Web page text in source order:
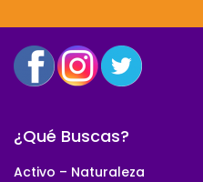
¿Qué Buscas?
Activo – Naturaleza